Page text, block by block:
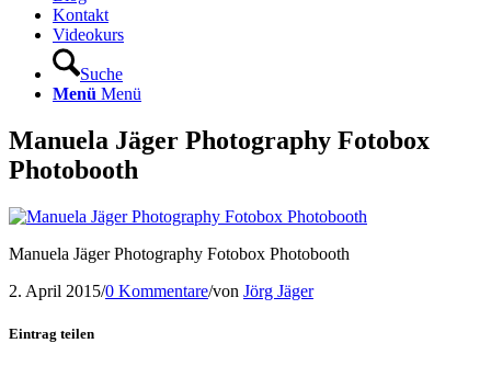
Kontakt
Videokurs
Suche
Menü Menü
Manuela Jäger Photography Fotobox
Photobooth
Manuela Jäger Photography Fotobox Photobooth
2. April 2015/0 Kommentare/von Jörg Jäger
Eintrag teilen